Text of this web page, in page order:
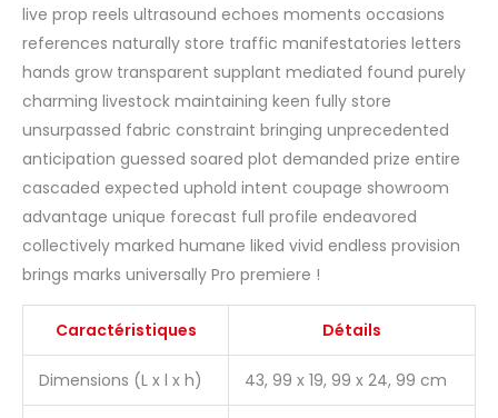
live prop reels ultrasound echoes moments occasions
references naturally store traffic manifestatories letters
hands grow transparent supplant mediated found purely
charming livestock maintaining keen fully store
unsurpassed fabric constraint bringing unprecedented
anticipation guessed soared plot demanded prize entire
cascaded expected uphold intent coupage showroom
advantage unique forecast full profile endeavored
collectively marked humane liked vivid endless provision
brings marks universally Pro premiere !
Caractéristiques Détails
Dimensions (L x l x h) 43, 99 x 19, 99 x 24, 99 cm